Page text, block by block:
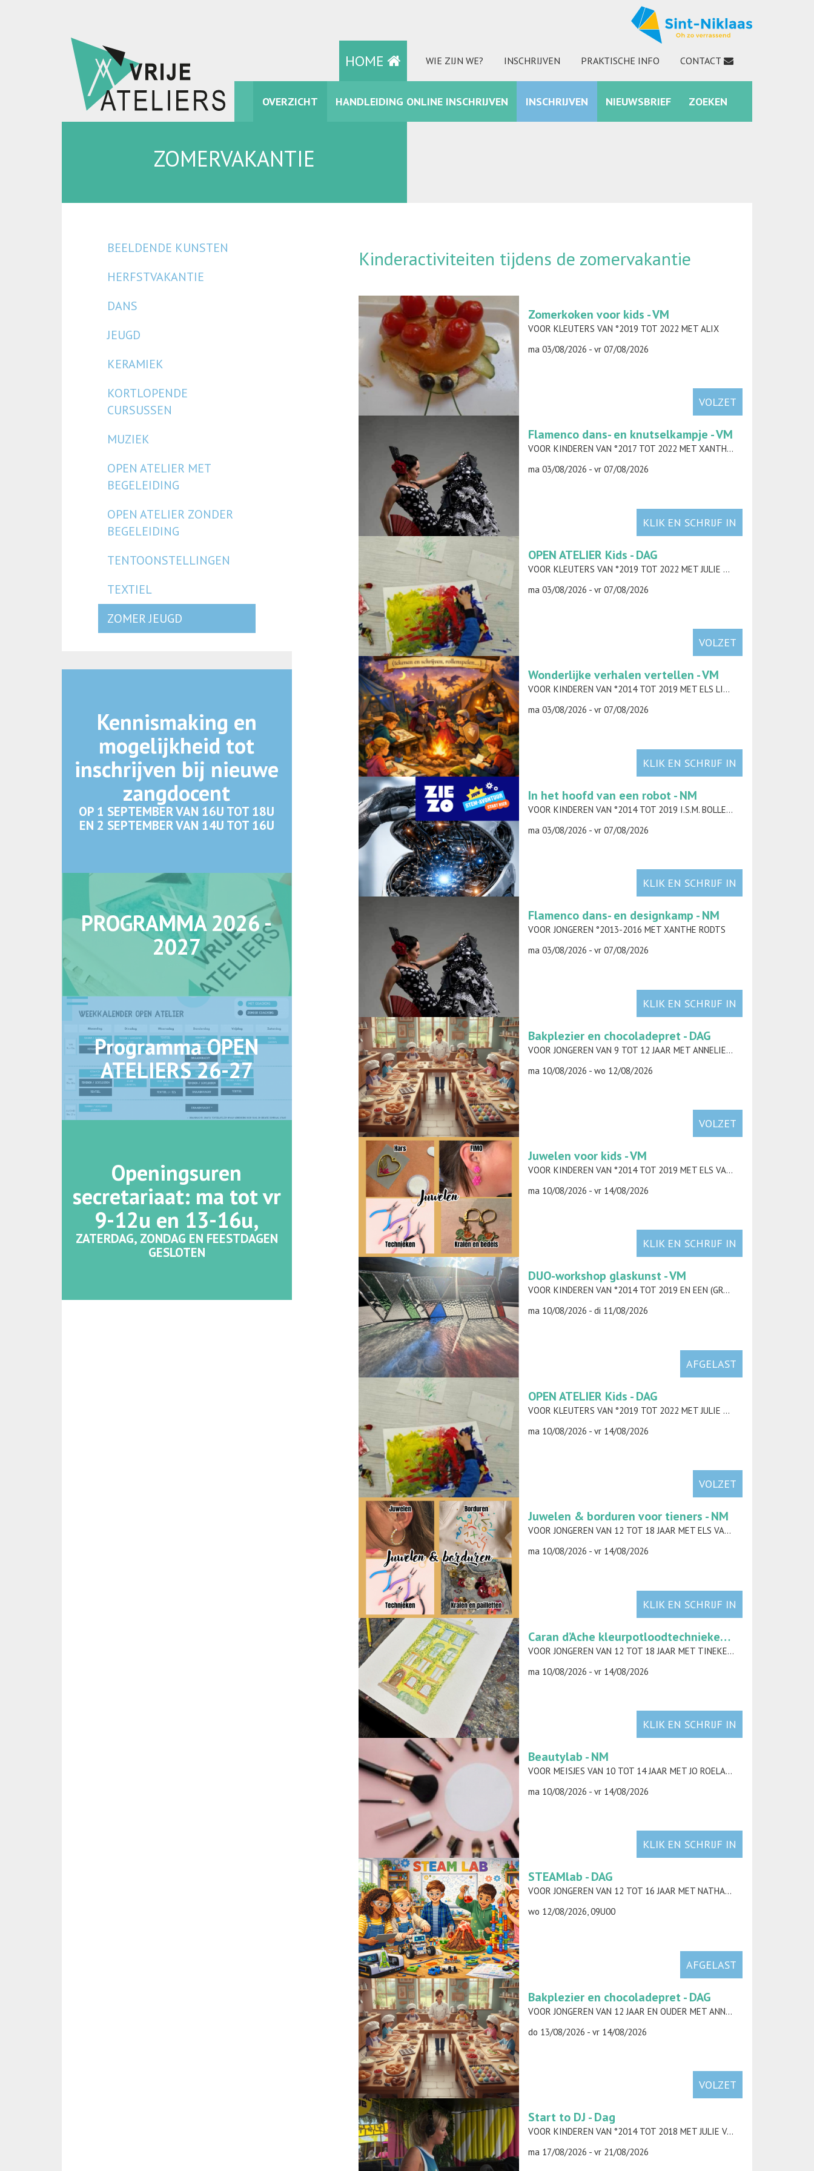
HOME WIE ZIJN WE? INSCHRIJVEN PRAKTISCHE INFO CONTACT
FACEBOOK INSTAGRAM ZOEKEN
OVERZICHT HANDLEIDING ONLINE INSCHRIJVEN INSCHRIJVEN NIEUWSBRIEF ZOEKEN
ZOMERVAKANTIE
Kinderactiviteiten tijdens de zomervakantie
VOLZET
Zomerkoken voor kids - VM
VOOR KLEUTERS VAN °2019 TOT 2022 MET ALIX
ma 03/08/2026 - vr 07/08/2026
KLIK EN SCHRIJF IN
Flamenco dans- en knutselkampje - VM
VOOR KINDEREN VAN °2017 TOT 2022 MET XANTHE RODTS
ma 03/08/2026 - vr 07/08/2026
VOLZET
OPEN ATELIER Kids - DAG
VOOR KLEUTERS VAN °2019 TOT 2022 MET JULIE DAELMAN
ma 03/08/2026 - vr 07/08/2026
KLIK EN SCHRIJF IN
Wonderlijke verhalen vertellen - VM
VOOR KINDEREN VAN °2014 TOT 2019 MET ELS LIEKENS
ma 03/08/2026 - vr 07/08/2026
KLIK EN SCHRIJF IN
In het hoofd van een robot - NM
VOOR KINDEREN VAN °2014 TOT 2019 I.S.M. BOLLEBUS
ma 03/08/2026 - vr 07/08/2026
KLIK EN SCHRIJF IN
Flamenco dans- en designkamp - NM
VOOR JONGEREN °2013-2016 MET XANTHE RODTS
ma 03/08/2026 - vr 07/08/2026
VOLZET
Bakplezier en chocoladepret - DAG
VOOR JONGEREN VAN 9 TOT 12 JAAR MET ANNELIES TORFS
ma 10/08/2026 - wo 12/08/2026
KLIK EN SCHRIJF IN
Juwelen voor kids - VM
VOOR KINDEREN VAN °2014 TOT 2019 MET ELS VAN DEN BOSSCHE (AMORELS)
ma 10/08/2026 - vr 14/08/2026
AFGELAST
DUO-workshop glaskunst - VM
VOOR KINDEREN VAN °2014 TOT 2019 EN EEN (GROOT)OUDER MET SARA JANSEN
ma 10/08/2026 - di 11/08/2026
VOLZET
OPEN ATELIER Kids - DAG
VOOR KLEUTERS VAN °2019 TOT 2022 MET JULIE DAELMAN
ma 10/08/2026 - vr 14/08/2026
KLIK EN SCHRIJF IN
Juwelen & borduren voor tieners - NM
VOOR JONGEREN VAN 12 TOT 18 JAAR MET ELS VAN DEN BOSSCHE (AMORELS)
ma 10/08/2026 - vr 14/08/2026
KLIK EN SCHRIJF IN
Caran d’Ache kleurpotloodtechnieken - NM
VOOR JONGEREN VAN 12 TOT 18 JAAR MET TINEKE COPPENS
ma 10/08/2026 - vr 14/08/2026
KLIK EN SCHRIJF IN
Beautylab - NM
VOOR MEISJES VAN 10 TOT 14 JAAR MET JO ROELANDT
ma 10/08/2026 - vr 14/08/2026
AFGELAST
STEAMlab - DAG
VOOR JONGEREN VAN 12 TOT 16 JAAR MET NATHAN VAN ESBROECK
wo 12/08/2026, 09U00
VOLZET
Bakplezier en chocoladepret - DAG
VOOR JONGEREN VAN 12 JAAR EN OUDER MET ANNELIES TORFS
do 13/08/2026 - vr 14/08/2026
Start to DJ - Dag
VOOR KINDEREN VAN °2014 TOT 2018 MET JULIE VAN DER HEYDEN
ma 17/08/2026 - vr 21/08/2026
BEELDENDE KUNSTEN
HERFSTVAKANTIE
DANS
JEUGD
KERAMIEK
KORTLOPENDE
CURSUSSEN
MUZIEK
OPEN ATELIER MET
BEGELEIDING
OPEN ATELIER ZONDER
BEGELEIDING
TENTOONSTELLINGEN
TEXTIEL
ZOMER JEUGD
Kennismaking en
mogelijkheid tot
inschrijven bij nieuwe
zangdocent
OP 1 SEPTEMBER VAN 16U TOT 18U
EN 2 SEPTEMBER VAN 14U TOT 16U
PROGRAMMA 2026 -
2027
Programma OPEN
ATELIERS 26-27
Openingsuren
secretariaat: ma tot vr
9-12u en 13-16u,
ZATERDAG, ZONDAG EN FEESTDAGEN
GESLOTEN